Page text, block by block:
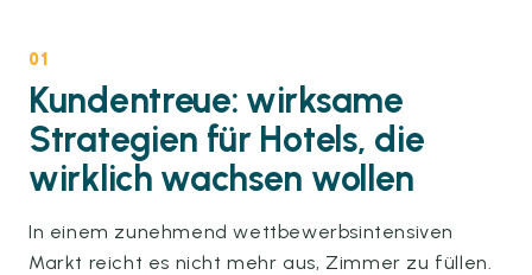
01
Kundentreue: wirksame
Strategien für Hotels, die
wirklich wachsen wollen
In einem zunehmend wettbewerbsintensiven
Markt reicht es nicht mehr aus, Zimmer zu füllen.